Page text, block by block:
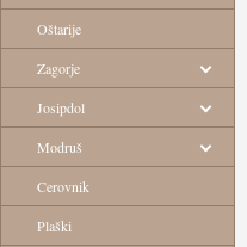
Oštarije
Zagorje
Josipdol
Modruš
Cerovnik
Plaški